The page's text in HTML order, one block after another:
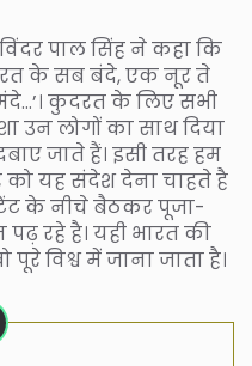
पाल सिंह ने कहा कि
के सब बंदे, एक नूर ते
कुदरत के लिए सभी
उन लोगों का साथ दिया
जाते हैं। इसी तरह हम
यह संदेश देना चाहते है
के नीचे बैठकर पूजा-
रहे है। यही भारत की
विश्व में जाना जाता है।